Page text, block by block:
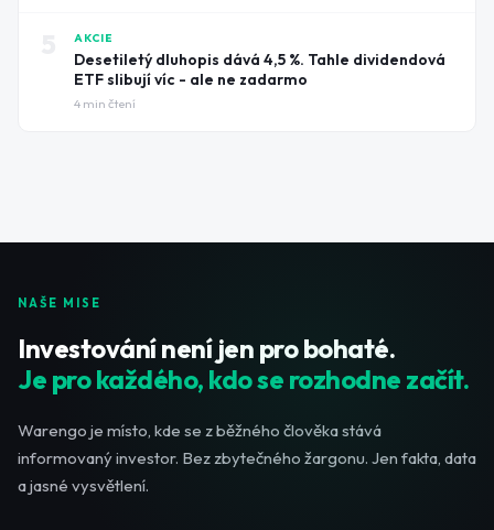
AKCIE
Desetiletý dluhopis dává 4,5 %. Tahle dividendová
ETF slibují víc - ale ne zadarmo
4 min čtení
NAŠE MISE
Investování není jen pro bohaté.
Je pro každého, kdo se rozhodne začít.
Warengo je místo, kde se z běžného člověka stává
informovaný investor. Bez zbytečného žargonu. Jen fakta, data
a jasné vysvětlení.